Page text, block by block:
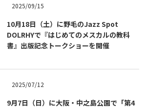
Cuisines of Mexico
Events of Mexico
2025/09/15
10月18日（土）に野毛のJazz Spot
DOLRHYで『はじめてのメスカルの教科
書』出版記念トークショーを開催
2025/07/12
9月7日（日）に大阪・中之島公園で「第4